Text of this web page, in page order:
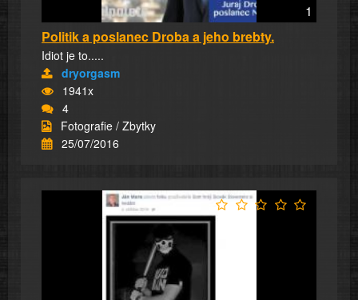
1
Politik a poslanec Droba a jeho brebty.
Idiot je to.....
dryorgasm
1941x
4
Fotografie / Zbytky
25/07/2016